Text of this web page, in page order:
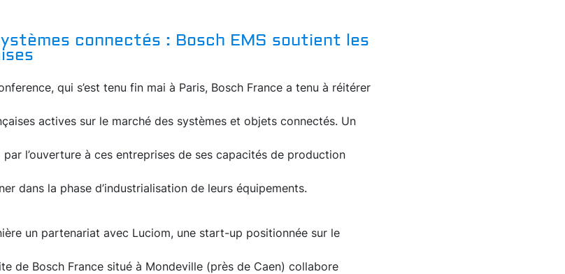
connectés : Bosch EMS soutient les
qui s’est tenu fin mai à Paris, Bosch France a tenu à réitérer
actives sur le marché des systèmes et objets connectés. Un
par l’ouverture à ces entreprises de ses capacités de production
dans la phase d’industrialisation de leurs équipements.
un partenariat avec Luciom, une start-up positionnée sur le
de Bosch France situé à Mondeville (près de Caen) collabore